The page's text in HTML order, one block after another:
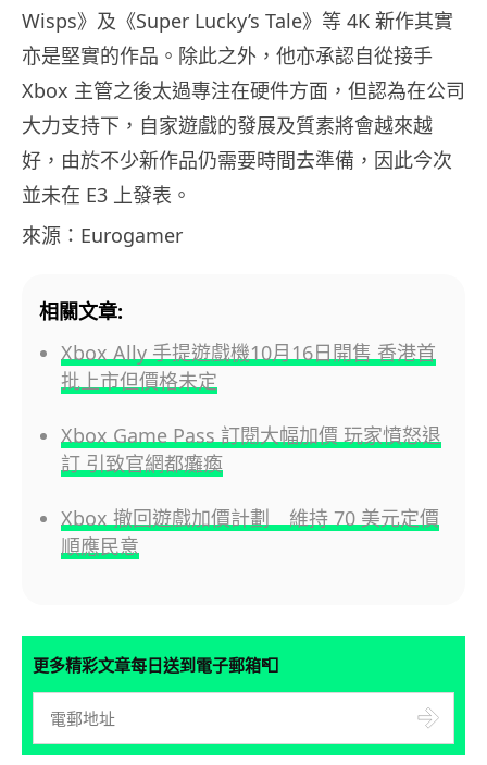
Wisps》及《Super Lucky’s Tale》等 4K 新作其實
亦是堅實的作品。除此之外，他亦承認自從接手
Xbox 主管之後太過專注在硬件方面，但認為在公司
大力支持下，自家遊戲的發展及質素將會越來越
好，由於不少新作品仍需要時間去準備，因此今次
並未在 E3 上發表。
來源：Eurogamer
相關文章:
Xbox Ally 手提遊戲機10月16日開售 香港首
批上市但價格未定
Xbox Game Pass 訂閱大幅加價 玩家憤怒退
訂 引致官網都癱瘓
Xbox 撤回遊戲加價計劃 維持 70 美元定價
順應民意
更多精彩文章每日送到電子郵箱📮